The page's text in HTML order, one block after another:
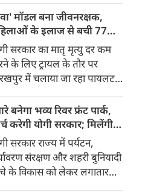
विकल्प बनकर उभरा है।
समयबद्ध और आरामदायक
के चलते कॉरिडोर के कई
पर यात्रियों की संख्या में 40
प्रतिशत तक बढ़ गई है।
मॉडल बना जीवनरक्षक,
के इलाज से बची 77
सरकार का मातृ मृत्यु दर कम
के लिए ट्रायल के तौर पर
में चलाया जा रहा पायलट
उभरा है। मुख्यमंत्री योगी
के निर्देश पर पायलट
‘मातृ सेवा’ का लक्ष्य हाई
गर्भवती केसों को तुरंत बड़े
में रेफर कर बचाना है।
बनेगा भव्य रिवर फ्रंट पार्क,
करेगी योगी सरकार; मिलेंगी ये
सरकार राज्य में पर्यटन,
संरक्षण और शहरी बुनियादी
के विकास को लेकर लगातार